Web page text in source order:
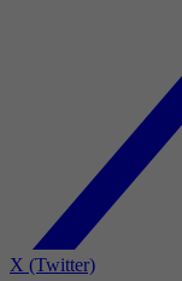
X (Twitter)